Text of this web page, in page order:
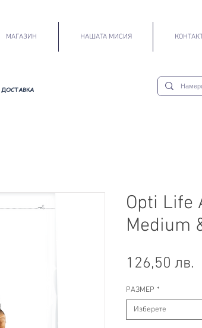
МАГАЗИН НАШАТА МИСИЯ
ДОСТАВКА
Opti Life
Medium
126,50 лв.
РАЗМЕР *
Изберете